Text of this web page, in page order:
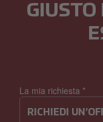
La mia richiesta *
RICHIEDI
GIUSTO